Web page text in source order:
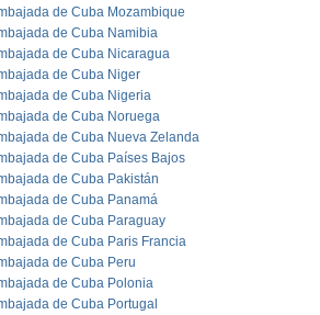
de Cuba Mozambique
de Cuba Namibia
de Cuba Nicaragua
de Cuba Niger
de Cuba Nigeria
de Cuba Noruega
de Cuba Nueva Zelanda
de Cuba Países Bajos
de Cuba Pakistán
de Cuba Panamá
de Cuba Paraguay
de Cuba Paris Francia
de Cuba Peru
de Cuba Polonia
de Cuba Portugal